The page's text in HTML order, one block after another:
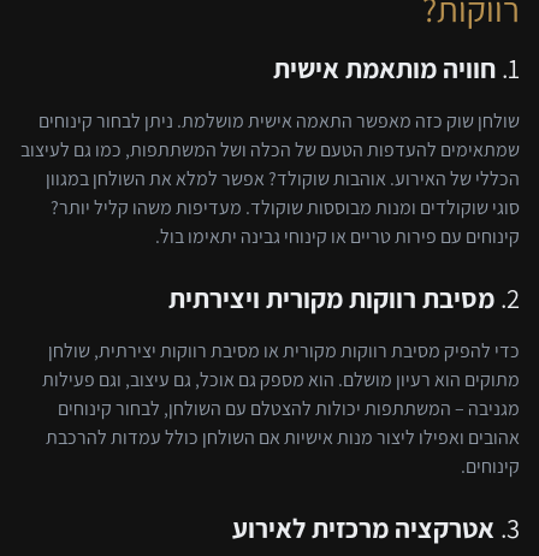
רווקות?
1. חוויה מותאמת אישית
שולחן שוק כזה מאפשר התאמה אישית מושלמת. ניתן לבחור קינוחים
שמתאימים להעדפות הטעם של הכלה ושל המשתתפות, כמו גם לעיצוב
הכללי של האירוע. אוהבות שוקולד? אפשר למלא את השולחן במגוון
סוגי שוקולדים ומנות מבוססות שוקולד. מעדיפות משהו קליל יותר?
קינוחים עם פירות טריים או קינוחי גבינה יתאימו בול.
2. מסיבת רווקות מקורית ויצירתית
כדי להפיק מסיבת רווקות מקורית או מסיבת רווקות יצירתית, שולחן
מתוקים הוא רעיון מושלם. הוא מספק גם אוכל, גם עיצוב, וגם פעילות
מגניבה – המשתתפות יכולות להצטלם עם השולחן, לבחור קינוחים
אהובים ואפילו ליצור מנות אישיות אם השולחן כולל עמדות להרכבת
קינוחים.
3. אטרקציה מרכזית לאירוע